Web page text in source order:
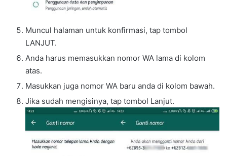
Muncul halaman untuk konfirmasi, tap tombol
LANJUT.
Anda harus memasukkan nomor WA lama di kolom
atas.
Masukkan juga nomor WA baru anda di kolom bawah.
Jika sudah mengisinya, tap tombol Lanjut.